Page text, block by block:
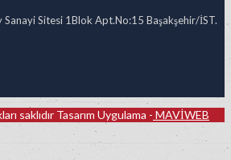
Sitesi 1Blok Apt.No:15 Başakşehir/İST.
saklıdır Tasarım Uygulama - MAVİWEB